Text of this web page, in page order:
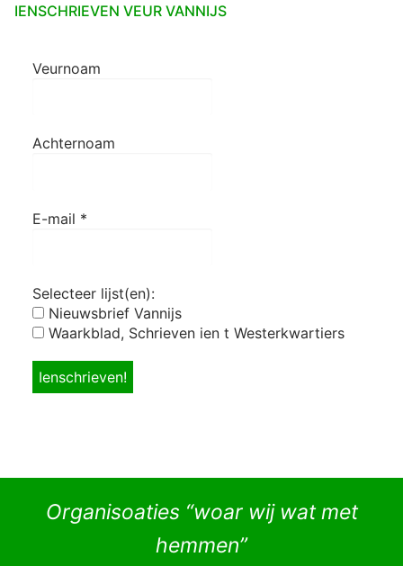
IENSCHRIEVEN VEUR VANNIJS
Veurnoam
Achternoam
E-mail *
Selecteer lijst(en):
Nieuwsbrief Vannijs
Waarkblad, Schrieven ien t Westerkwartiers
Organisoaties “woar wij wat met
hemmen”